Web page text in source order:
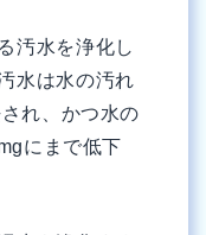
汚水を浄化し
水は水の汚れ
れ、かつ水の
にまで低下